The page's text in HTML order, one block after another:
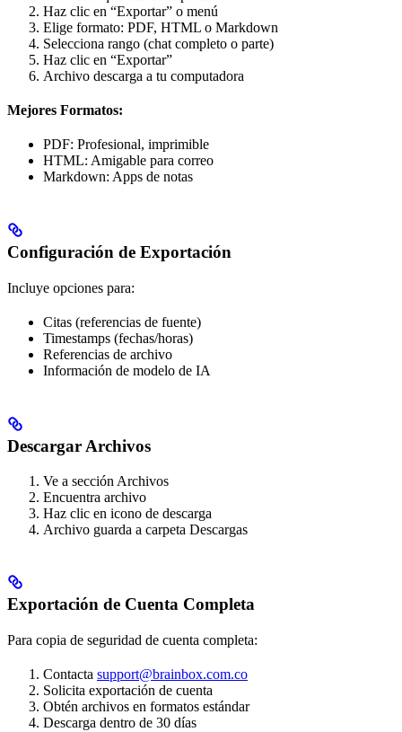
Haz clic en “Exportar” o menú
Elige formato: PDF, HTML o Markdown
Selecciona rango (chat completo o parte)
Haz clic en “Exportar”
Archivo descarga a tu computadora
Mejores Formatos:
PDF: Profesional, imprimible
HTML: Amigable para correo
Markdown: Apps de notas
Configuración de Exportación
Incluye opciones para:
Citas (referencias de fuente)
Timestamps (fechas/horas)
Referencias de archivo
Información de modelo de IA
Descargar Archivos
Ve a sección Archivos
Encuentra archivo
Haz clic en icono de descarga
Archivo guarda a carpeta Descargas
Exportación de Cuenta Completa
Para copia de seguridad de cuenta completa:
Contacta support@brainbox.com.co
Solicita exportación de cuenta
Obtén archivos en formatos estándar
Descarga dentro de 30 días